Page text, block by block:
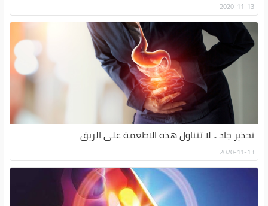
2020-11-13
تحذير جاد .. لا تتناول هذه الاطعمة على الريق
2020-11-13